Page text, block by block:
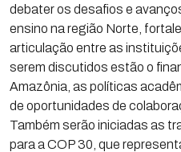
debater os desafios e
ensino na região Norte,
articulação entre as
serem discutidos estão o
Amazônia, as políticas
de oportunidades de
Também serão iniciadas as
para a COP 30, que